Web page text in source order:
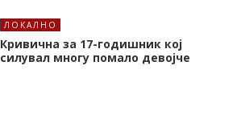
ЛОКАЛНО
Кривична за 17-годишник кој
силувал многу помало девојче